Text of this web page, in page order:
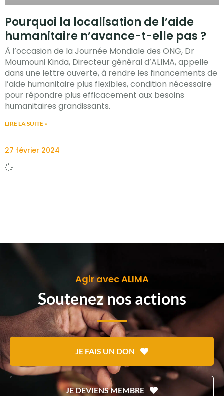
Pourquoi la localisation de l’aide
humanitaire n’avance-t-elle pas ?
À l’occasion de la Journée Mondiale des ONG, Dr
Moumouni Kinda, Directeur général d’ALIMA, appelle
dans une lettre ouverte, à rendre les financements de
l’aide humanitaire plus flexibles, condition nécessaire
pour répondre plus efficacement aux besoins
humanitaires grandissants.
LIRE LA SUITE »
27 février 2024
Agir avec ALIMA
Soutenez nos actions
JE FAIS UN DON
JE DEVIENS MEMBRE